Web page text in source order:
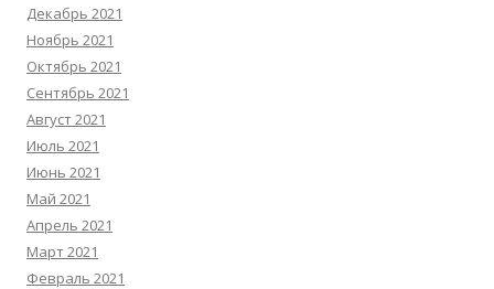
Декабрь 2021
Ноябрь 2021
Октябрь 2021
Сентябрь 2021
Август 2021
Июль 2021
Июнь 2021
Май 2021
Апрель 2021
Март 2021
Февраль 2021